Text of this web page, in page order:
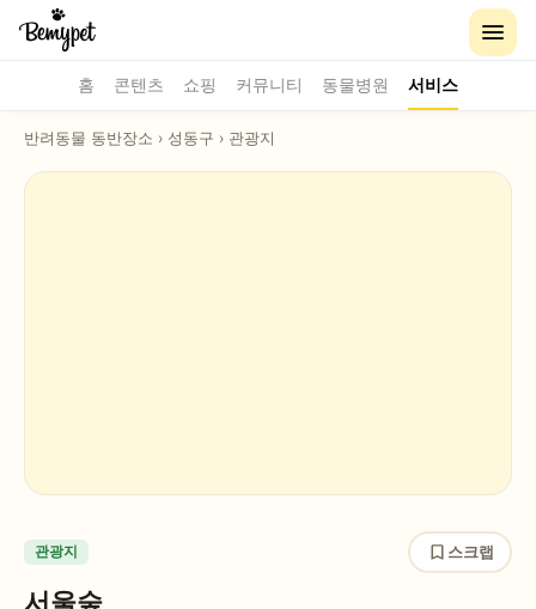
홈 콘텐츠 쇼핑 커뮤니티 동물병원 서비스
반려동물 동반장소 › 성동구 › 관광지
관광지 스크랩
서울숲